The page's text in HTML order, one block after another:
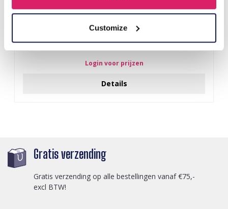
Customize
Z-E2.3 LED Foam Sticks -Multi Color 47x3.5cm
Login voor prijzen
Details
Gratis verzending
Gratis verzending op alle bestellingen vanaf €75,-
excl BTW!